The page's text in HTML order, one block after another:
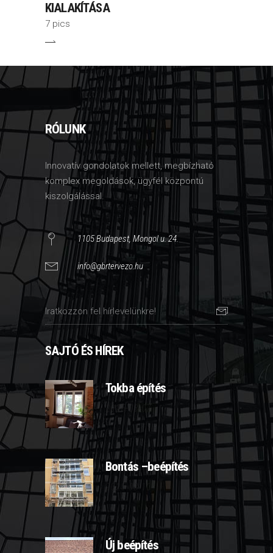
KIALAKÍTÁSA
7 pics
RÓLUNK
Innovatív gondolatok mellett, megbízható
komplex megoldások, ügyfél központú
kiszolgálással.
1105 Budapest, Mongol u. 24.
info@gbrtervezo.hu
SAJTÓ ÉS HÍREK
Tokba építés
2025-03-07
Bontás –beépítés
2025-03-10
Új beépítés